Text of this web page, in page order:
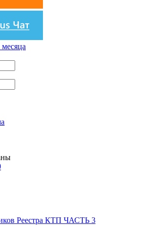
Реестра КТП ЧАСТЬ 3